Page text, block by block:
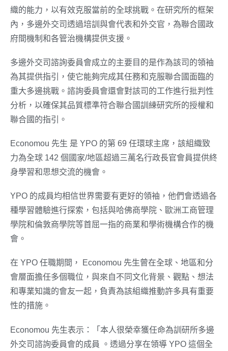
織的能力，以有效克服當前的全球挑戰。在研究所的框架
內，多邊外交司透過培訓與會代表和外交官，為聯合國政
府間機制和各管治機構提供支援。
多邊外交司諮詢委員會成立的主要目的是作為該司的領袖
為其提供指引，使它能夠完成其任務和克服聯合國面臨的
重大多邊挑戰。諮詢委員會還會對該司的工作進行批判性
分析，以確保其品質標準符合聯合國訓練研究所的授權和
聯合國的指引。
Economou 先生 是 YPO 的第 69 任環球主席，該組織致
力為全球 142 個國家/地區超過三萬名行政長官會員提供終
身學習和思想交流的機會。
YPO 的成員均相信世界需要有更好的領袖，他們會透過各
種學習體驗進行探索，包括與哈佛商學院、歐洲工商管理
學院和倫敦商學院等首屈一指的商業和學術機構合作的機
會。
在 YPO 任職期間， Economou 先生曾在全球、地區和分
會層面擔任多個職位，與來自不同文化背景、觀點、想法
和專業知識的會友一起，負責為該組織推動許多具有重要
性的措施。
Economou 先生表示：「本人很榮幸獲任命為訓研所多邊
外交司諮詢委員會的成員 。透過分享在領導 YPO 這個全